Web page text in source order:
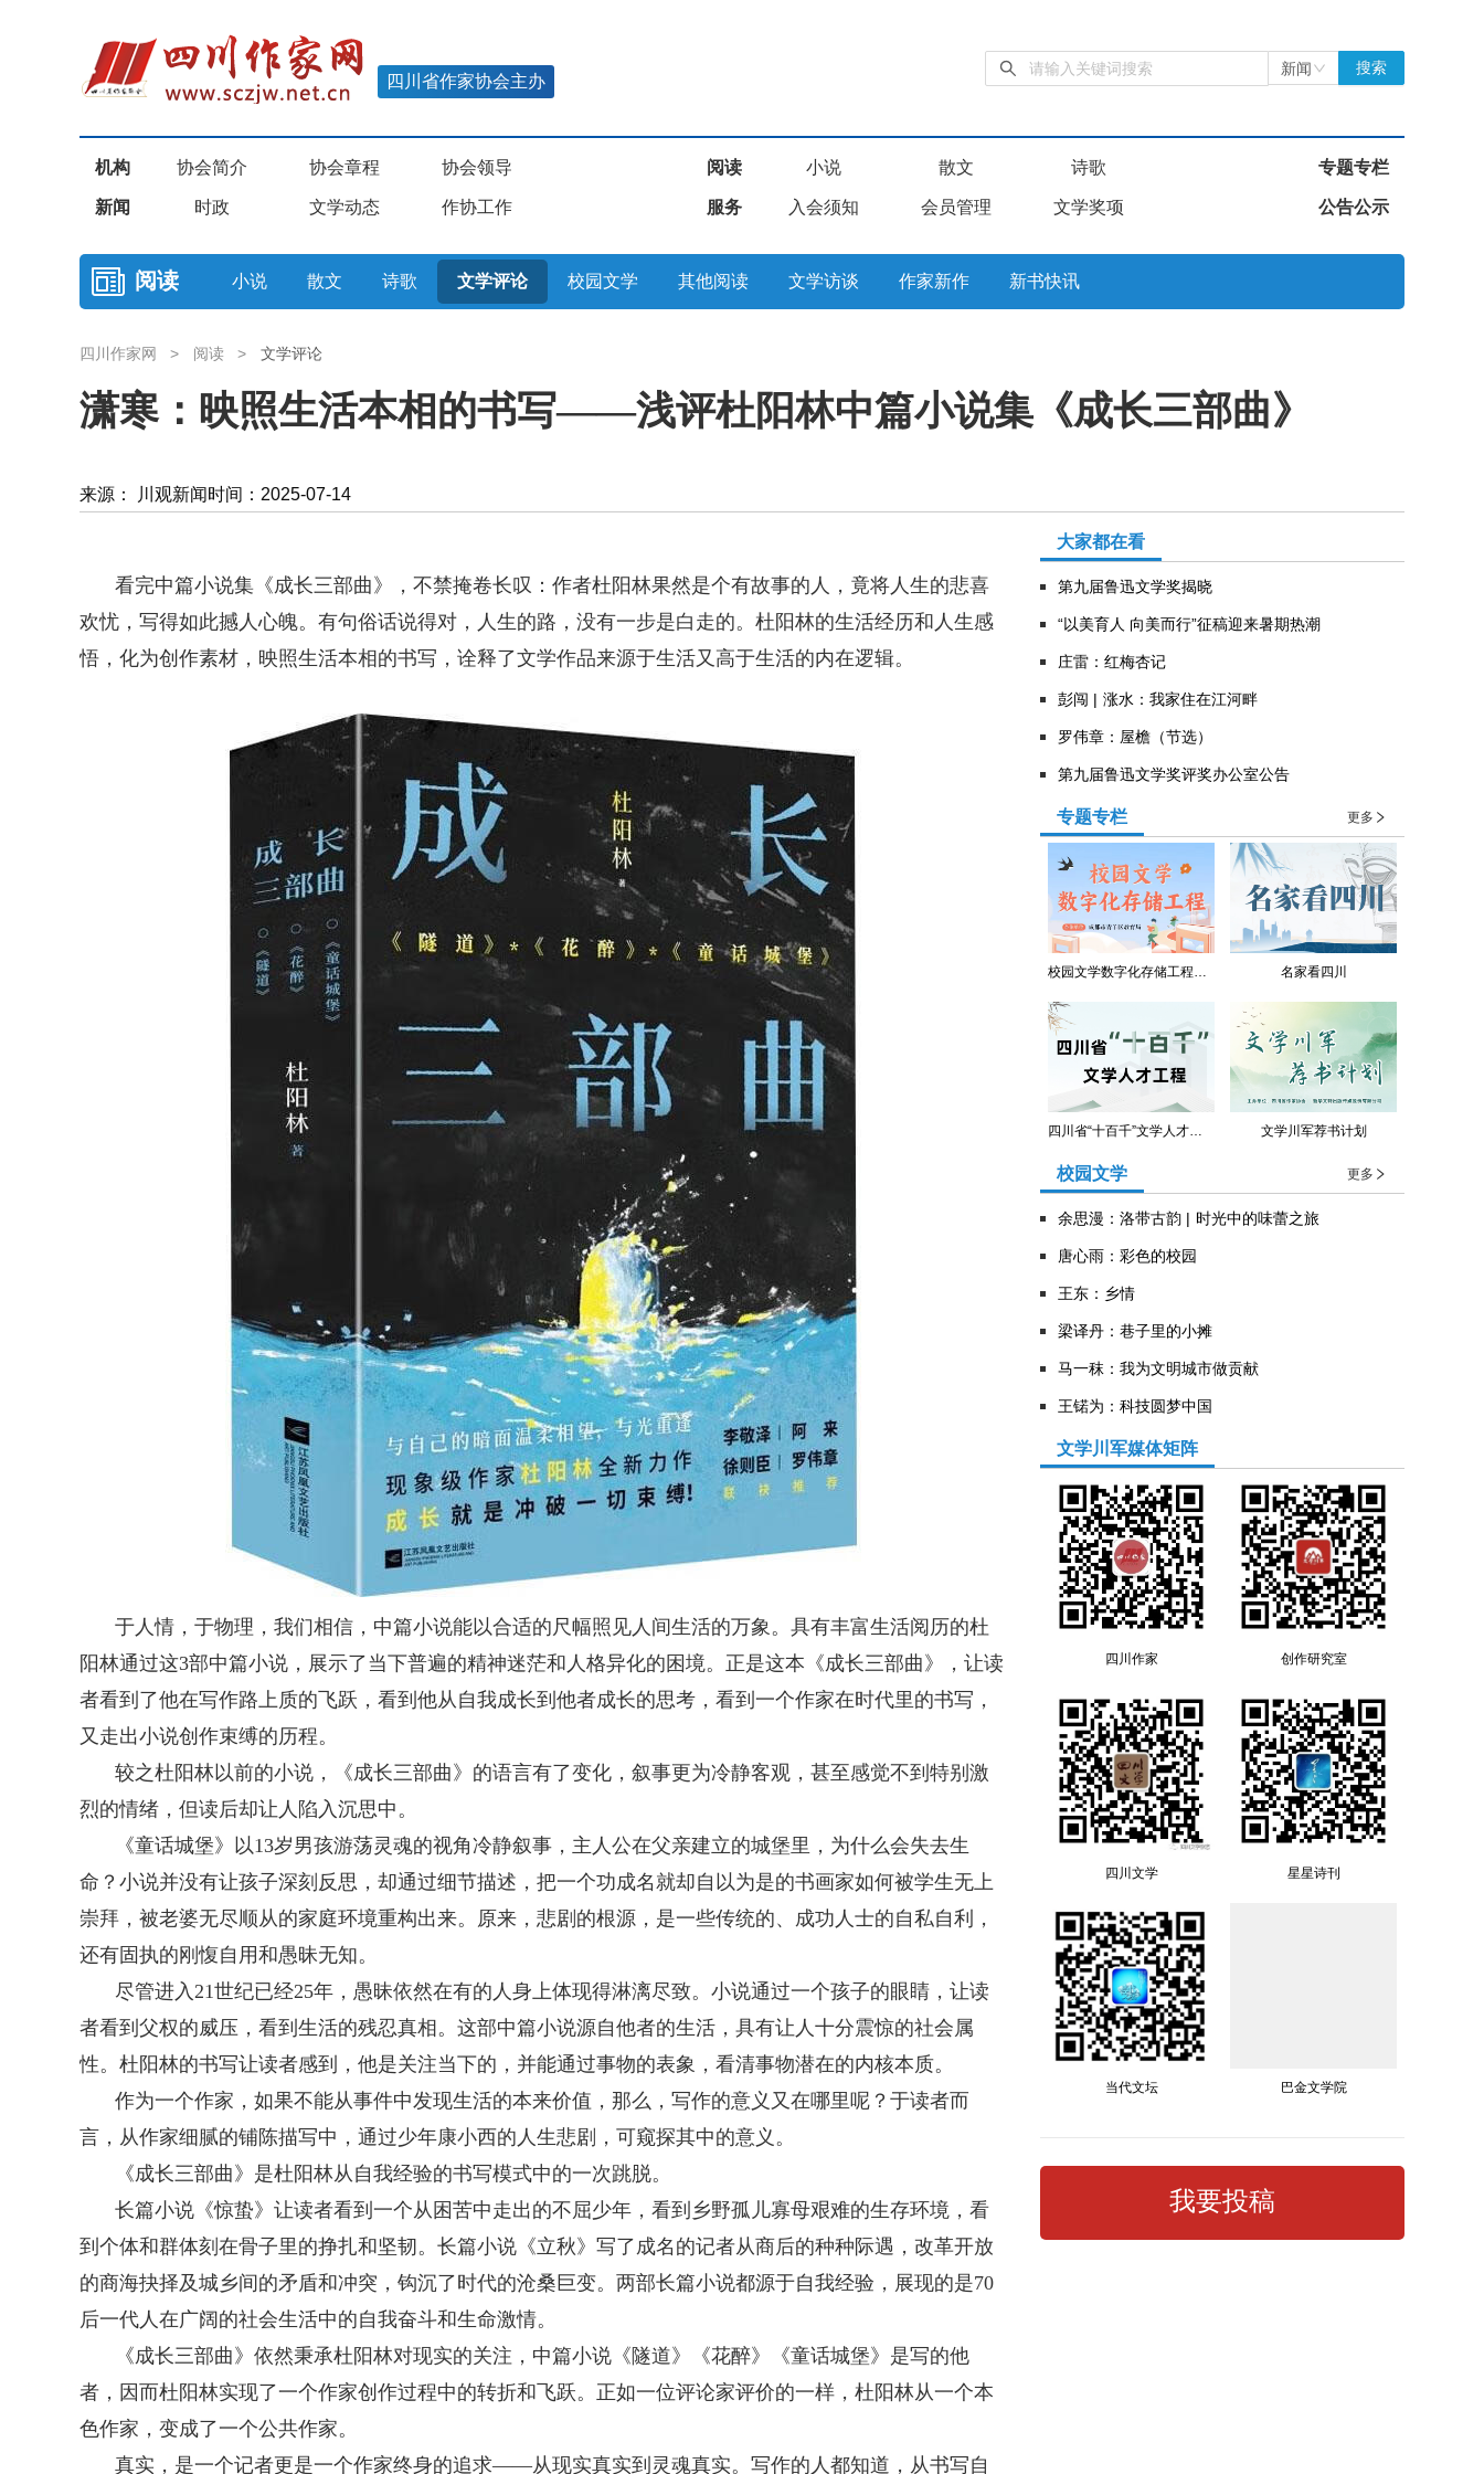
四川省作家协会主办
新闻 搜索
机构 协会简介 协会章程 协会领导 阅读 小说 散文 诗歌 专题专栏
新闻 时政 文学动态 作协工作 服务 入会须知 会员管理 文学奖项 公告公示
阅读 小说 散文 诗歌 文学评论 校园文学 其他阅读 文学访谈 作家新作 新书快讯
四川作家网 > 阅读 > 文学评论
潇寒：映照生活本相的书写——浅评杜阳林中篇小说集《成长三部曲》
来源： 川观新闻时间：2025-07-14
看完中篇小说集《成长三部曲》，不禁掩卷长叹：作者杜阳林果然是个有故事的人，竟将人生的悲喜
欢忧，写得如此撼人心魄。有句俗话说得对，人生的路，没有一步是白走的。杜阳林的生活经历和人生感
悟，化为创作素材，映照生活本相的书写，诠释了文学作品来源于生活又高于生活的内在逻辑。
于人情，于物理，我们相信，中篇小说能以合适的尺幅照见人间生活的万象。具有丰富生活阅历的杜
阳林通过这3部中篇小说，展示了当下普遍的精神迷茫和人格异化的困境。正是这本《成长三部曲》，让读
者看到了他在写作路上质的飞跃，看到他从自我成长到他者成长的思考，看到一个作家在时代里的书写，
又走出小说创作束缚的历程。
较之杜阳林以前的小说，《成长三部曲》的语言有了变化，叙事更为冷静客观，甚至感觉不到特别激
烈的情绪，但读后却让人陷入沉思中。
《童话城堡》以13岁男孩游荡灵魂的视角冷静叙事，主人公在父亲建立的城堡里，为什么会失去生
命？小说并没有让孩子深刻反思，却通过细节描述，把一个功成名就却自以为是的书画家如何被学生无上
崇拜，被老婆无尽顺从的家庭环境重构出来。原来，悲剧的根源，是一些传统的、成功人士的自私自利，
还有固执的刚愎自用和愚昧无知。
尽管进入21世纪已经25年，愚昧依然在有的人身上体现得淋漓尽致。小说通过一个孩子的眼睛，让读
者看到父权的威压，看到生活的残忍真相。这部中篇小说源自他者的生活，具有让人十分震惊的社会属
性。杜阳林的书写让读者感到，他是关注当下的，并能通过事物的表象，看清事物潜在的内核本质。
作为一个作家，如果不能从事件中发现生活的本来价值，那么，写作的意义又在哪里呢？于读者而
言，从作家细腻的铺陈描写中，通过少年康小西的人生悲剧，可窥探其中的意义。
《成长三部曲》是杜阳林从自我经验的书写模式中的一次跳脱。
长篇小说《惊蛰》让读者看到一个从困苦中走出的不屈少年，看到乡野孤儿寡母艰难的生存环境，看
到个体和群体刻在骨子里的挣扎和坚韧。长篇小说《立秋》写了成名的记者从商后的种种际遇，改革开放
的商海抉择及城乡间的矛盾和冲突，钩沉了时代的沧桑巨变。两部长篇小说都源于自我经验，展现的是70
后一代人在广阔的社会生活中的自我奋斗和生命激情。
《成长三部曲》依然秉承杜阳林对现实的关注，中篇小说《隧道》《花醉》《童话城堡》是写的他
者，因而杜阳林实现了一个作家创作过程中的转折和飞跃。正如一位评论家评价的一样，杜阳林从一个本
色作家，变成了一个公共作家。
真实，是一个记者更是一个作家终身的追求——从现实真实到灵魂真实。写作的人都知道，从书写自
大家都在看
第九届鲁迅文学奖揭晓
“以美育人 向美而行”征稿迎来暑期热潮
庄雷：红梅杏记
彭闯 | 涨水：我家住在江河畔
罗伟章：屋檐（节选）
第九届鲁迅文学奖评奖办公室公告
专题专栏 更多
校园文学数字化存储工程（青羊区教育局） 名家看四川
四川省“十百千”文学人才工程 文学川军荐书计划
校园文学 更多
余思漫：洛带古韵 | 时光中的味蕾之旅
唐心雨：彩色的校园
王东：乡情
​梁译丹：巷子里的小摊
马一秣：我为文明城市做贡献
王锘为：科技圆梦中国
文学川军媒体矩阵
四川作家 创作研究室
四川文学 星星诗刊
当代文坛 巴金文学院
我要投稿